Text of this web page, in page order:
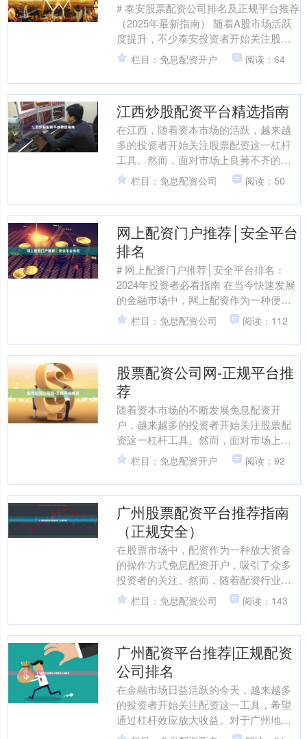
# 泰安股票配资公司排名及正规平台推荐
（2025年最新指南） 随着A股市场活跃
度提升，不少泰安投资者开始关注股票
配资这一杠杆工具。然而，配资行业鱼
龙混杂，如何筛....
栏目：免息配资开户 阅读：64
江西炒股配资平台精选指南
在江西，随着资本市场的活跃，越来越
多的投资者开始关注股票配资这一杠杆
工具。然而，面对市场上良莠不齐的配
资平台，如何筛选出合规、安全、服务
优质的渠道，成为投资者面....
栏目：免息配资公司 阅读：50
网上配资门户推荐│安全平台
排名
# 网上配资门户推荐│安全平台排名：
2024年投资者必看指南 在当今快速发展
的金融市场中，网上配资作为一种便捷
的资金放大工具，吸引了越来越多投资
者的目光。然而，....
栏目：免息配资公司 阅读：112
股票配资公司网-正规平台推
荐
随着资本市场的不断发展免息配资开
户，越来越多的投资者开始关注股票配
资这一杠杆工具。然而，面对市场上众
多的配资平台，如何选择一家正规、安
全的股票配资公司，成为投资....
栏目：免息配资开户 阅读：92
广州股票配资平台推荐指南
（正规安全）
在股票市场中，配资作为一种放大资金
的操作方式免息配资开户，吸引了众多
投资者的关注。然而，随着配资行业的
快速发展，市场上也出现了不少不合规
的平台，给投资者带来了风....
栏目：免息配资公司 阅读：143
广州配资平台推荐|正规配资
公司排名
在金融市场日益活跃的今天，越来越多
的投资者开始关注配资这一工具，希望
通过杠杆效应放大收益。对于广州地区
的投资者而言，选择一家正规、安全的